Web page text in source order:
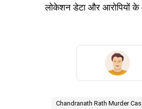
लोकेशन डेटा और आरोपियों के
Chandranath Rath Murder